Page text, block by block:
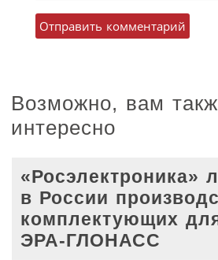
Возможно, вам
интересно
«Росэлектроника»
в России
комплектующих
ЭРА-ГЛОНАСС